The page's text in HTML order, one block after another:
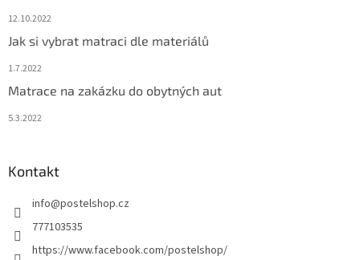
12.10.2022
Jak si vybrat matraci dle materiálů
1.7.2022
Matrace na zakázku do obytných aut
5.3.2022
Kontakt
info@postelshop.cz
777103535
https://www.facebook.com/postelshop/